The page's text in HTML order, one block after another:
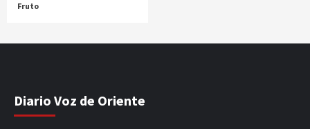
Fruto
Diario Voz de Oriente